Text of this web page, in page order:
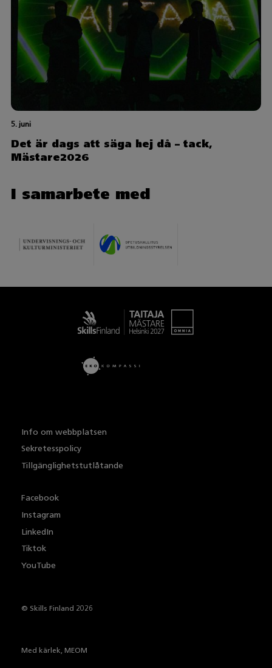
5. juni
Det är dags att säga hej då – tack,
Mästare2026
I samarbete med
Info om webbplatsen
Sekretesspolicy
Tillgänglighetstutlåtande
Facebook
Instagram
LinkedIn
Tiktok
YouTube
© Skills Finland 2026
Med kärlek, MEOM